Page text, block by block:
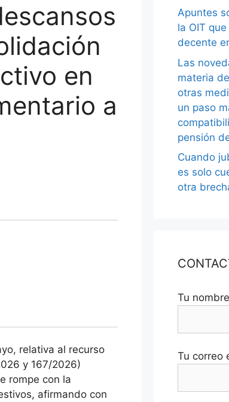
en
a
relativa al recurso
y 167/2026)
rompe con la
afirmando con
Apuntes
la OIT
decente
Las
materia
otras
un paso
pensión
Cuando
es solo
otra
Tu nombre
Tu correo